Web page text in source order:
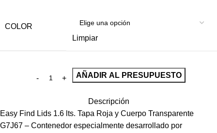
COLOR
Limpiar
AÑADIR AL PRESUPUESTO
Descripción
Easy Find Lids 1.6 lts. Tapa Roja y Cuerpo Transparente
G7J67 – Contenedor especialmente desarrollado por